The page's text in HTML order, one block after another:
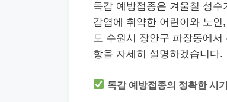
독감 예방접종은 겨울철 성수
감염에 취약한 어린이와 노
도 수원시 장안구 파장동에서
항을 자세히 설명하겠습니다.
독감 예방접종의 정확한 시